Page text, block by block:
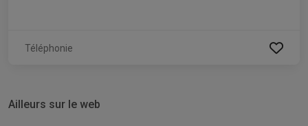
Téléphonie
Ailleurs sur le web